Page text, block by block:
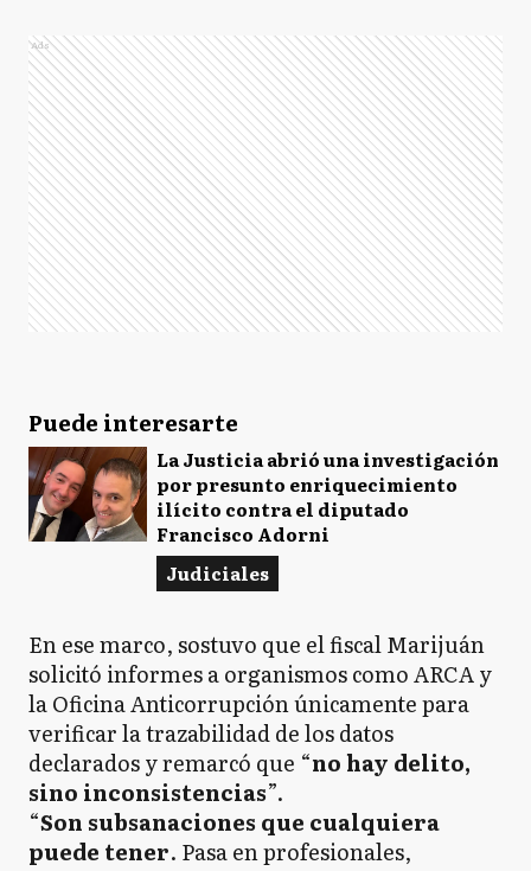
Ads
Puede interesarte
La Justicia abrió una investigación
por presunto enriquecimiento
ilícito contra el diputado
Francisco Adorni
Judiciales
En ese marco, sostuvo que el fiscal Marijuán
solicitó informes a organismos como ARCA y
la Oficina Anticorrupción únicamente para
verificar la trazabilidad de los datos
declarados y remarcó que “no hay delito,
sino inconsistencias”.
“Son subsanaciones que cualquiera
puede tener. Pasa en profesionales,